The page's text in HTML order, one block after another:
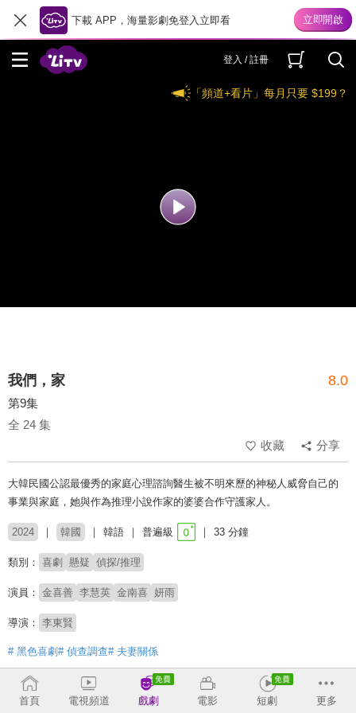
下載 APP，海量影劇免登入立即看
登入 / 註冊
「頻道+看片」每月只要 $199？
我們，家 8.0
第9集
全 24 集
收藏
分享
大韓民國公認最優秀的家庭心理諮詢醫生被不明來歷的神秘人威脅自己的
事業與家庭，她與作為推理小說作家的婆婆合作守護家人。
2024 韓國 韓語 普遍級 33 分鐘
類別： 喜劇 懸疑 偵探/推理
演員： 金喜善 李慧英 金南喜 妍雨
導演： 李東賢
# 黑色喜劇 # 偵查調查# 夫妻關係
收回
首頁
電視頻道 戲劇 電影 短劇 更多